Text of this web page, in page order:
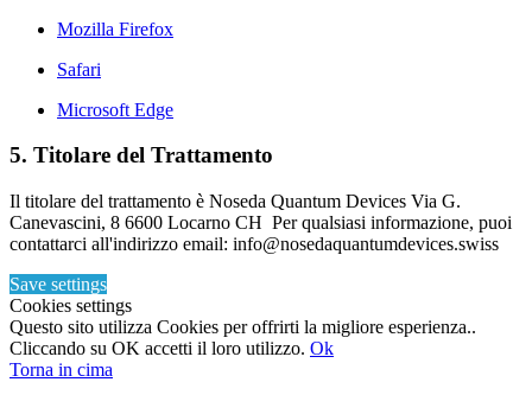
Mozilla Firefox
Safari
Microsoft Edge
5. Titolare del Trattamento
Il titolare del trattamento è Noseda Quantum Devices Via G.
Canevascini, 8 6600 Locarno CH Per qualsiasi informazione, puoi
contattarci all'indirizzo email: info@nosedaquantumdevices.swiss
Save settings
Cookies settings
Questo sito utilizza Cookies per offrirti la migliore esperienza..
Cliccando su OK accetti il loro utilizzo. Ok
Torna in cima